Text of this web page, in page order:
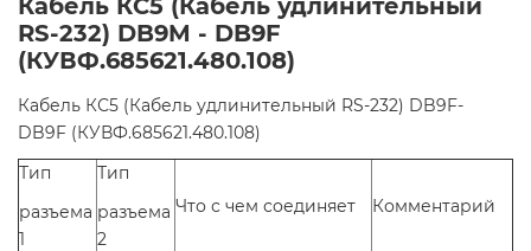
RS-232) DB9M - DB9F
(КУВФ.685621.480.108)
Кабель КС5 (Кабель удлинительный RS-232) DB9F-
DB9F (КУВФ.685621.480.108)
Тип
разъема
1
Тип
разъема
2
Что с чем соединяет Комментарий